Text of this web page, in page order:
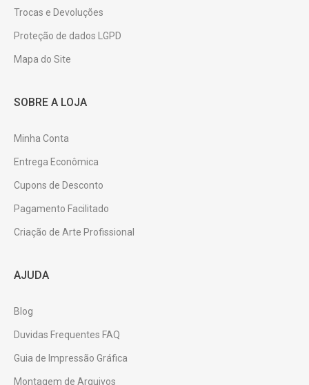
Trocas e Devoluções
Proteção de dados LGPD
Mapa do Site
SOBRE A LOJA
Minha Conta
Entrega Econômica
Cupons de Desconto
Pagamento Facilitado
Criação de Arte Profissional
AJUDA
Blog
Duvidas Frequentes FAQ
Guia de Impressão Gráfica
Montagem de Arquivos